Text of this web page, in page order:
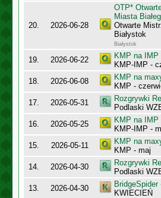
20. 2026-06-28
OTP*
Miasta
Otwarte
Białystok
Białystok
19. 2026-06-22
KMP na
KMP-IMP -
18.
2026-06-08
KMP na
KMP -
17.
2026-05-31
Rozgrywki
Podlaski
16.
2026-05-25
KMP na
KMP-IMP -
15.
2026-05-11
KMP na
KMP - maj
14.
2026-04-30
Rozgrywki
Podlaski
13.
2026-04-30
KWIECIEŃ